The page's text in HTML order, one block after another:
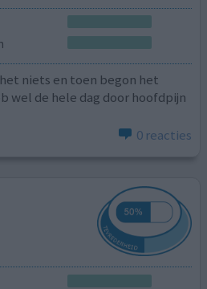
niets en toen begon het
wel de hele dag door hoofdpijn
0 reacties